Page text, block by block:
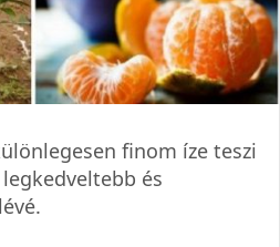
finom íze teszi
és